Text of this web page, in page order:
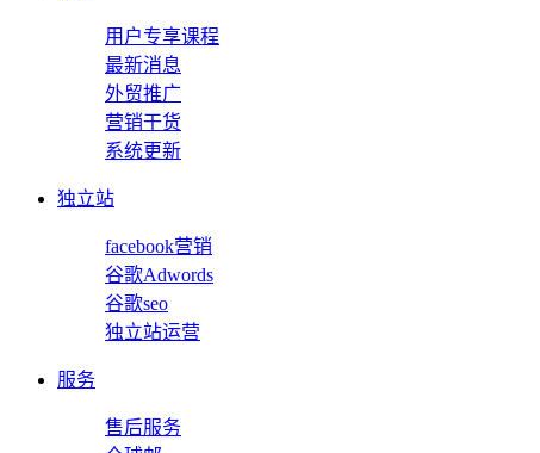
用户专享课程
最新消息
外贸推广
营销干货
系统更新
独立站
facebook营销
谷歌Adwords
谷歌seo
独立站运营
服务
售后服务